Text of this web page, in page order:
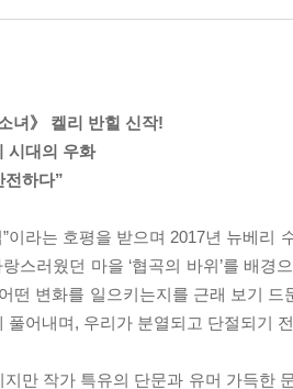
녀》 켈리 반힐 신작!
시대의 우화
전하다”
이라는 호평을 받으며 2017년 뉴베
스러웠던 마을 ‘협곡의 바위’를 배
떤 변화를 일으키는지를 근래 보기
풀어내며, 우리가 분열되고 단절되기
만 작가 특유의 단문과 유머 가득한